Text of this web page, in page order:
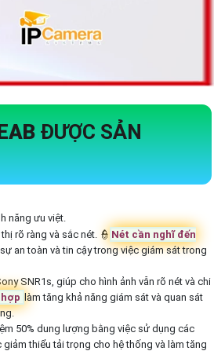
ĐƯỢC SẢN
năng ưu việt.
rõ ràng và sắc nét. 👮 Nét cần nghĩ đến
an toàn và tin cậy trong việc giám sát trong
SNR1s, giúp cho hình ảnh vẫn rõ nét và chi
làm tăng khả năng giám sát và quan sát
50% dung lượng bằng việc sử dụng các
thiểu tải trọng cho hệ thống và làm tăng